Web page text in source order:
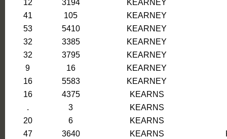
12
3194
KEARNEY
41
105
KEARNEY
53
5410
KEARNEY
32
3385
KEARNEY
32
3795
KEARNEY
9
16
KEARNEY
16
5583
KEARNEY
16
4375
KEARNS
.
3
KEARNS
20
6
KEARNS
47
3640 KEARNS